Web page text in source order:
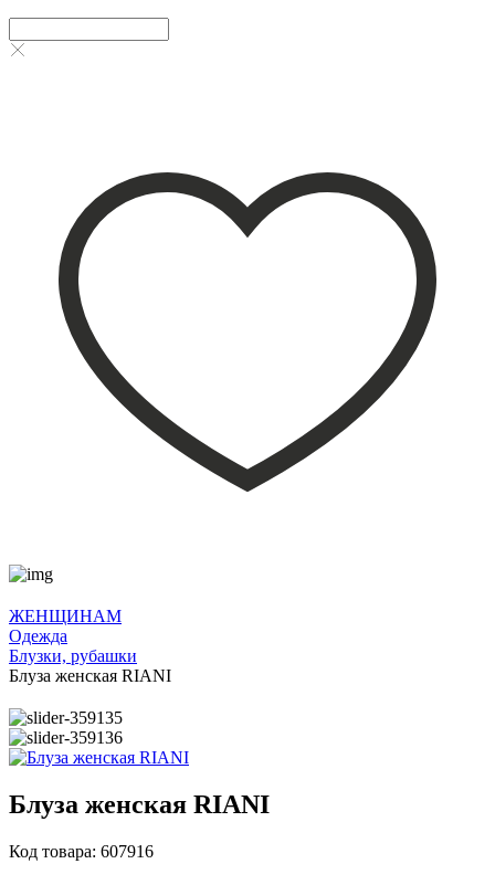
ЖЕНЩИНАМ
Одежда
Блузки, рубашки
Блуза женская RIANI
Блуза женская RIANI
Код товара: 607916